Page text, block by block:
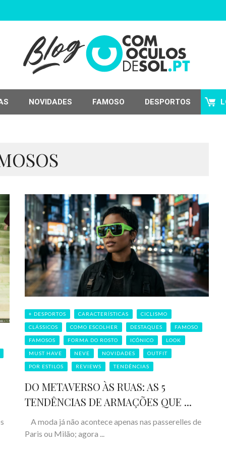
NOVIDADES FAMOSO DESPORTOS
+ DESPORTOS CARACTERÍSTICAS CICLISMO
CLÁSSICOS COMO ESCOLHER DESTAQUES FAMOSO
FAMOSOS FORMA DO ROSTO ICÓNICO LOOK
MUST HAVE NEVE NOVIDADES OUTFIT
POR ESTILOS REVIEWS TENDÊNCIAS
DO METAVERSO ÀS RUAS: AS 5
TENDÊNCIAS DE ARMAÇÕES QUE ...
A moda já não acontece apenas nas passerelles de
Paris ou Milão; agora ...